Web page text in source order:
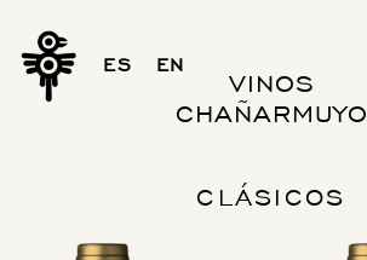
contenido
ES EN
VINOS
CHAÑARMUYO
CLÁSICOS